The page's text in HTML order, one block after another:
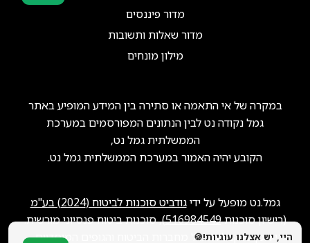
מדור פיננסים
מדור שאלות ותשובות
מילון מונחים
במקרה של אי התאמה או סתירה בין המידע המופיע באתר
גמל נקודה נט לבין הנתונים המפורסמים במערכת
הממשלתית גמל נט,
הקובע יהיה האמור במערכת הממשלתית גמל נט.
גמל.נט מופעל על ידיגודביט סוכנות לביטוח (2024) בע"מ
(רישיון סוכנות516984549), סוכנות ביטוח פנסיוני מורשית.
ייתכן שנקבל תגמול מחברות הביטוח והגופים המוסדיים.
היי, יש אצלנו עוגיות!🍪